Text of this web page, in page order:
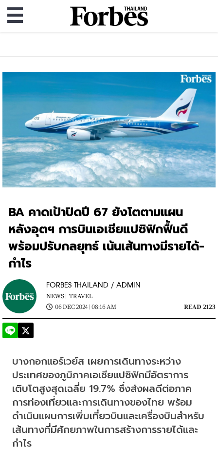
BA คาดเป้าปิดปี 67 ยังโตตามแผน
หลังอุตฯ การบินเอเชียแปซิฟิกฟื้นดี
พร้อมปรับกลยุทธ์ เน้นเส้นทางมีรายได้-
กำไร
FORBES THAILAND / ADMIN
NEWS | TRAVEL
06 DEC 2024 | 08:16 AM
READ 2123
บางกอกแอร์เวย์ส เผยการเดินทางระหว่าง
ประเทศของภูมิภาคเอเชียแปซิฟิกมีอัตราการ
เติบโตสูงสุดเฉลี่ย 19.7% ซึ่งส่งผลดีต่อภาค
การท่องเที่ยวและการเดินทางของไทย พร้อม
ดำเนินแผนการเพิ่มเที่ยวบินและเครื่องบินสำหรับ
เส้นทางที่มีศักยภาพในการสร้างการรายได้และ
กำไร